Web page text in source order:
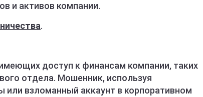
и активов компании.
.
доступ к финансам компании, таких
отдела. Мошенник, используя
взломанный аккаунт в корпоративном